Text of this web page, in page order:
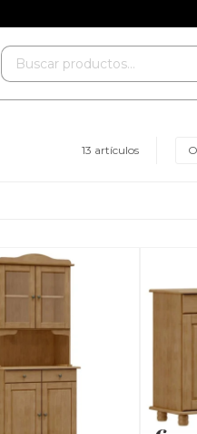
13 artículos